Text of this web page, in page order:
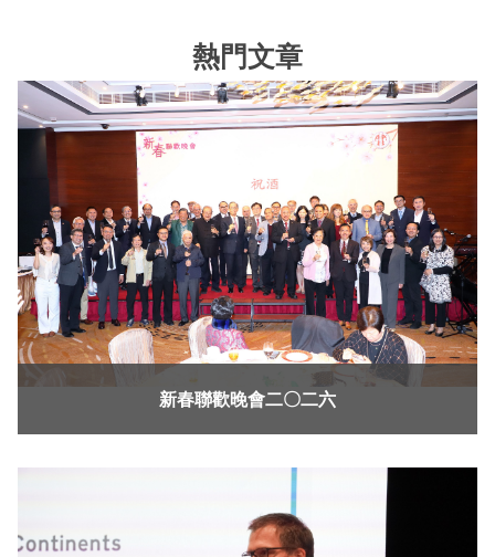
熱門文章
新春聯歡晚會二〇二六